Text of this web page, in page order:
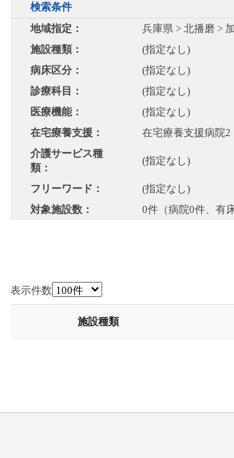
検索条件
地域指定：
兵庫県 > 北播磨 >
施設種類：
(指定なし)
病床区分：
(指定なし)
診療科目：
(指定なし)
医療機能：
(指定なし)
在宅療養支援：
在宅療養支援病院
介護サービス種
類：
(指定なし)
フリーワード：
(指定なし)
対象施設数：
0件（病院0件、有
表示件数
施設種類